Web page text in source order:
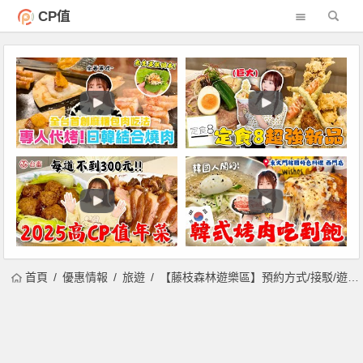
CP值
首頁 優惠情報 旅遊 【藤枝森林遊樂區】預約方式/接駁/遊程/步道/景點推薦一次看！2021/5/7 起全面開放，門票優惠100元搶先入園！